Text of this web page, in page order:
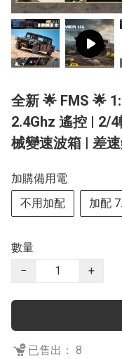
全新 🌟 FMS 🌟
2.4Ghz 遙控 | 2/
械變速波箱 | 差
加購備用電
不用加配
加配
數量
−
+
已售出： 8